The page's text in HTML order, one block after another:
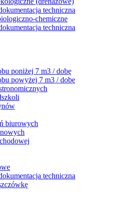
techniczna
chemiczne
techniczna
poniżej 7 m3 / dobę
powyżej 7 m3 / dobę
biurowych
techniczna